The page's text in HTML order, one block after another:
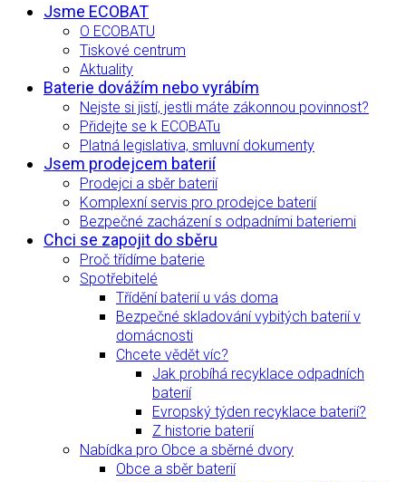
Jsme ECOBAT
O ECOBATU
Tiskové centrum
Aktuality
Baterie dovážím nebo vyrábím
Nejste si jistí, jestli máte zákonnou povinnost?
Přidejte se k ECOBATu
Platná legislativa, smluvní dokumenty
Jsem prodejcem baterií
Prodejci a sběr baterií
Komplexní servis pro prodejce baterií
Bezpečné zacházení s odpadními bateriemi
Chci se zapojit do sběru
Proč třídíme baterie
Spotřebitelé
Třídění baterií u vás doma
Bezpečné skladování vybitých baterií v
domácnosti
Chcete vědět víc?
Jak probíhá recyklace odpadních
baterií
Evropský týden recyklace baterií?
Z historie baterií
Nabídka pro Obce a sběrné dvory
Obce a sběr baterií